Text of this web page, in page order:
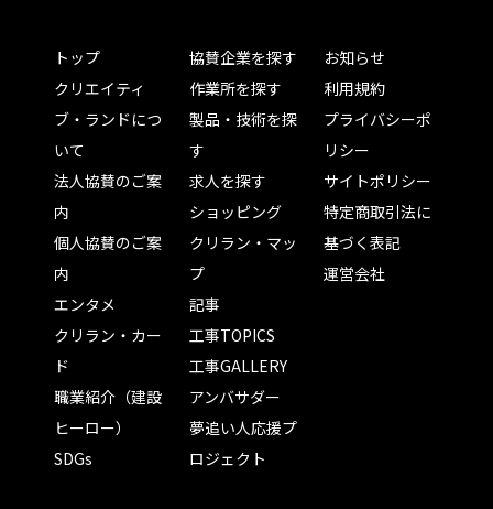
トップ
クリエイティ
ブ・ランドにつ
いて
法人協賛のご案
内
個人協賛のご案
内
エンタメ
クリラン・カー
ド
職業紹介（建設
ヒーロー）
SDGs
協賛企業を探す
作業所を探す
製品・技術を探
す
求人を探す
ショッピング
クリラン・マッ
プ
記事
工事TOPICS
工事GALLERY
アンバサダー
夢追い人応援プ
ロジェクト
お知らせ
利用規約
プライバシーポ
リシー
サイトポリシー
特定商取引法に
基づく表記
運営会社